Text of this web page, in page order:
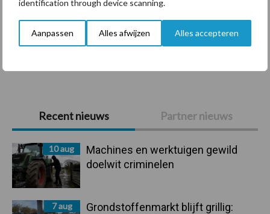
identification through device scanning.
Aanpassen Alles afwijzen Alles accepteren
Primaire
Sidebar
Recent nieuws Partner nieuws
10 aug
Machines en werktuigen gewild
doelwit criminelen
7 aug
Grondstoffenmarkt blijft grillig: